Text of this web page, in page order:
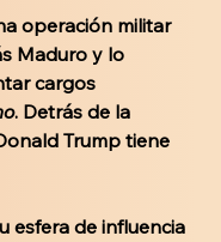
operación militar
Maduro y lo
cargos
. Detrás de la
Trump tiene
esfera de influencia